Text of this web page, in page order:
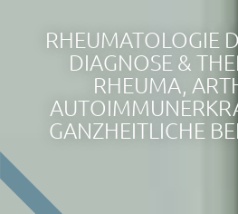
RHEUMATOLOGIE
DIAGNOSE &
RHEUMA,
GANZHEITLICHE